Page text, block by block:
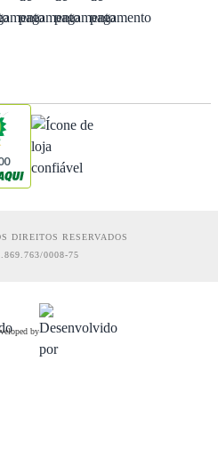
DIREITOS RESERVADOS
0008-75
by